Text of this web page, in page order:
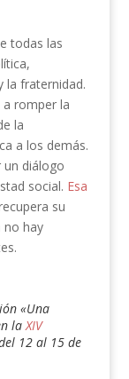
todas las
la fraternidad.
romper la
la
a los demás.
un diálogo
social. Esa
su
no hay
«Una
laXIV
12 al 15 de